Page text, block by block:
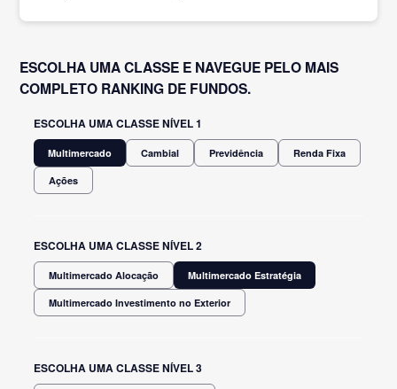
ESCOLHA UMA CLASSE E NAVEGUE PELO MAIS
COMPLETO RANKING DE FUNDOS.
ESCOLHA UMA CLASSE NÍVEL 1
Multimercado Cambial Previdência Renda Fixa
Ações
ESCOLHA UMA CLASSE NÍVEL 2
Multimercado Alocação Multimercado Estratégia
Multimercado Investimento no Exterior
ESCOLHA UMA CLASSE NÍVEL 3